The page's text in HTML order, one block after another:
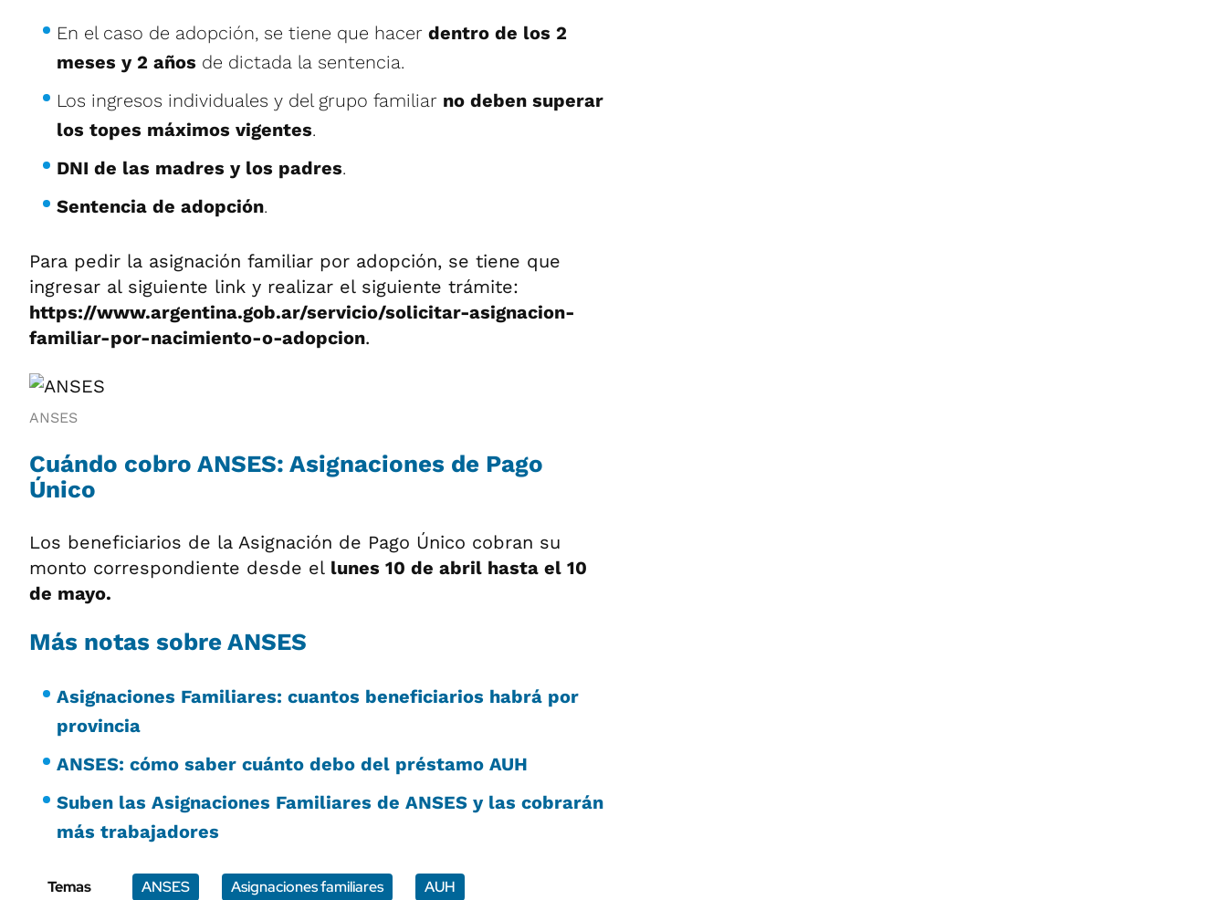
En el caso de adopción, se tiene que hacer dentro de los 2
meses y 2 años de dictada la sentencia.
Los ingresos individuales y del grupo familiar no deben superar
los topes máximos vigentes.
DNI de las madres y los padres.
Sentencia de adopción.
Para pedir la asignación familiar por adopción, se tiene que
ingresar al siguiente link y realizar el siguiente trámite:
https://www.argentina.gob.ar/servicio/solicitar-asignacion-
familiar-por-nacimiento-o-adopcion.
ANSES
Cuándo cobro ANSES: Asignaciones de Pago
Único
Los beneficiarios de la Asignación de Pago Único cobran su
monto correspondiente desde el lunes 10 de abril hasta el 10
de mayo.
Más notas sobre ANSES
Asignaciones Familiares: cuantos beneficiarios habrá por
provincia
ANSES: cómo saber cuánto debo del préstamo AUH
Suben las Asignaciones Familiares de ANSES y las cobrarán
más trabajadores
Temas ANSES Asignaciones familiares AUH